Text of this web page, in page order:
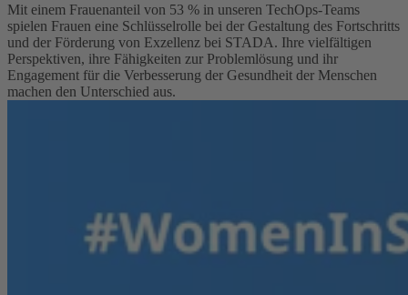
Mit einem Frauenanteil von 53 % in unseren TechOps-Teams
spielen Frauen eine Schlüsselrolle bei der Gestaltung des Fortschritts
und der Förderung von Exzellenz bei STADA. Ihre vielfältigen
Perspektiven, ihre Fähigkeiten zur Problemlösung und ihr
Engagement für die Verbesserung der Gesundheit der Menschen
machen den Unterschied aus.